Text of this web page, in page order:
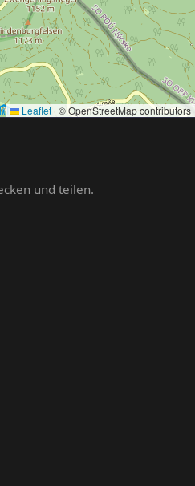
Leaflet | © OpenStreetMap contributors
und teilen.